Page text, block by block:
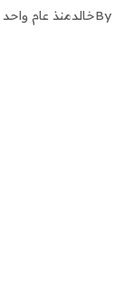
Byخالدمنذ عام واحد